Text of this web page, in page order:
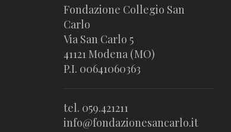
Fondazione Collegio San
Carlo
Via San Carlo 5
41121 Modena (MO)
P.I. 00641060363
tel. 059.421211
info@fondazionesancarlo.it